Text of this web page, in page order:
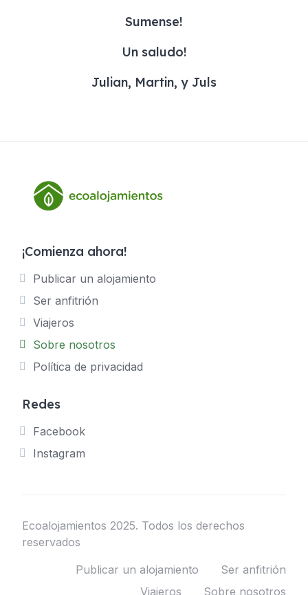
Sumense!
Un saludo!
Julian, Martin, y Juls
¡Comienza ahora!
Publicar un alojamiento
Ser anfitrión
Viajeros
Sobre nosotros
Política de privacidad
Redes
Facebook
Instagram
Ecoalojamientos 2025. Todos los derechos
reservados
Publicar un alojamiento
Ser anfitrión
Viajeros
Sobre nosotros